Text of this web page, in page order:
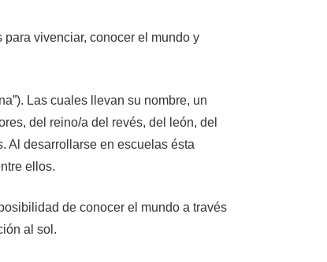
vivenciar, conocer el mundo y
Las cuales llevan su nombre, un
del reino/a del revés, del león, del
Al desarrollarse en escuelas ésta
ellos.
de conocer el mundo a través
al sol.